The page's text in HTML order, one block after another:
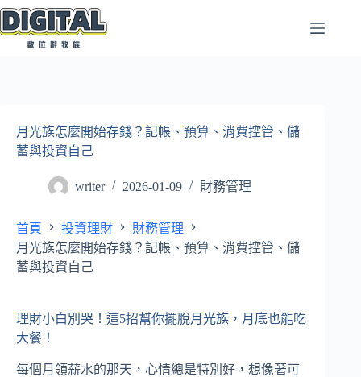
跳
至
月光族怎麼開始存錢？記帳、預算、消費控管、儲
蓄與投資自己
writer 2026-01-09 財務管理
首頁 投資理財
財務管理
月光族怎麼開始存錢？記帳、預算、消費控管、儲
蓄與投資自己
理財小白別哭！這5招幫你擺脫月光族，月底也能吃
大餐！
每個月領薪水的那天，心情總是特別好，想像著可